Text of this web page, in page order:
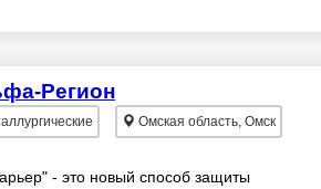
Регион
Омская область, Омск
- это новый способ защиты